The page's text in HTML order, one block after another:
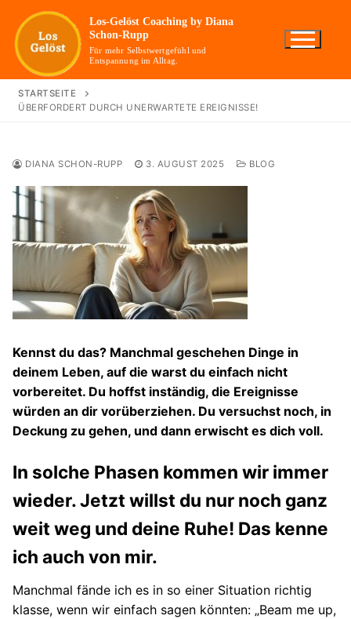
Inhalt
springen
Los-Gelöst Coaching by Diana
Schon-Rupp
Für mehr Selbstwertgefühl und
Entspannung im Alltag.
STARTSEITE
ÜBERFORDERT DURCH UNERWARTETE EREIGNISSE!
DIANA SCHON-RUPP 3. AUGUST 2025 BLOG
Kennst du das? Manchmal geschehen Dinge in
deinem Leben, auf die warst du einfach nicht
vorbereitet. Du hoffst inständig, die Ereignisse
würden an dir vorüberziehen. Du versuchst noch, in
Deckung zu gehen, und dann erwischt es dich voll.
In solche Phasen kommen wir immer
wieder. Jetzt willst du nur noch ganz
weit weg und deine Ruhe! Das kenne
ich auch von mir.
Manchmal fände ich es in so einer Situation richtig
klasse, wenn wir einfach sagen könnten: „Beam me up,